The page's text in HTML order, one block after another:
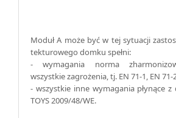
Moduł A może być w tej sytuacji
tekturowego domku spełni:
- wymagania norma
wszystkie zagrożenia, tj. EN 71-1, EN 71-
- wszystkie inne wymagania płynące
TOYS 2009/48/WE.